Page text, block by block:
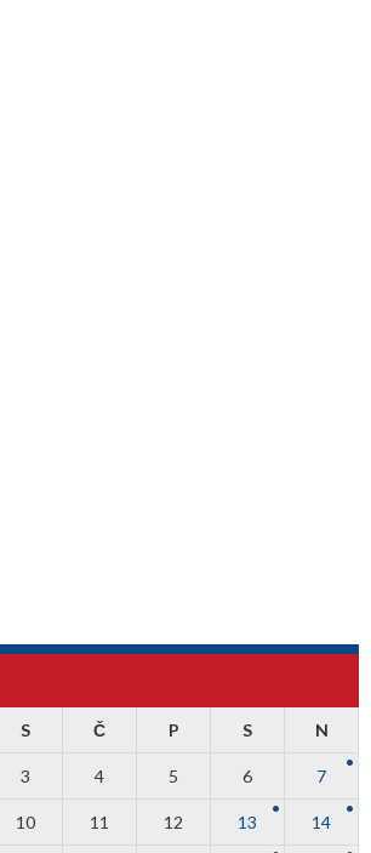
S Č P S N
3 4 5 6 7
10 11 12 13 14